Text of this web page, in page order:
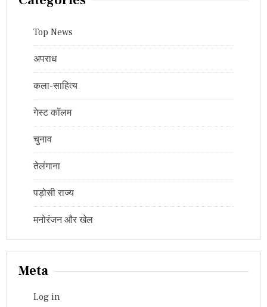
Top News
अपराध
कला-साहित्य
गेस्ट कॉलम
चुनाव
तेलंगाना
पड़ोसी राज्य
मनोरंजन और खेल
Meta
Log in